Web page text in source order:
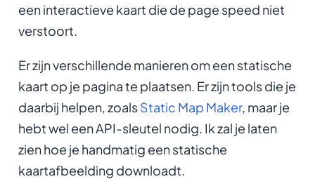
een interactieve kaart die de page speed niet
verstoort.
Er zijn verschillende manieren om een statische
kaart op je pagina te plaatsen. Er zijn tools die je
daarbij helpen, zoalsStatic Map Maker, maar je
hebt wel een API-sleutel nodig. Ik zal je laten
zien hoe je handmatig een statische
kaartafbeelding downloadt.